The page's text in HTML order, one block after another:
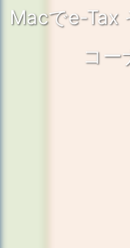
Macでe-Tax
コー